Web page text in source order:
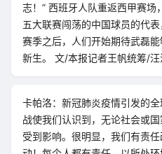
志！” 西班牙人队重返西甲赛场
五大联赛闯荡的中国球员的代
赛季之后，人们开始期待武磊
新生。 文/本报记者王帆统筹/汪
卡帕洛：新冠肺炎疫情引发的
战使我们认识到，无论社会或
受到影响。很明显，我们有责